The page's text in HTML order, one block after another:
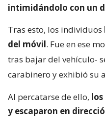
intimidándolo con un
Tras esto, los individuos
del móvil. Fue en ese
tras bajar del vehículo-
carabinero y exhibió su
Al percatarse de ello,
y escaparon en